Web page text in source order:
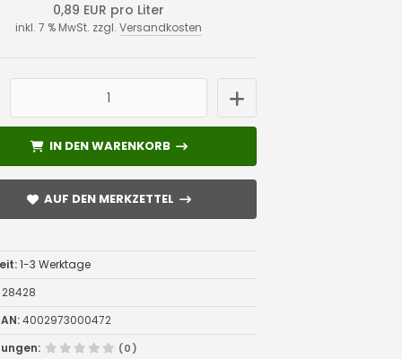
0,89 EUR pro Liter
inkl. 7 % MwSt. zzgl. Versandkosten
IN DEN WARENKORB
IN DEN WARENKORB
AUF DEN MERKZETTEL
AUF DEN MERKZETTEL
1-3 Werktage
28428
4002973000472
(0)